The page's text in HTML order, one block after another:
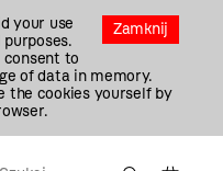
Zamknij
your use
to
of data in memory.
the cookies yourself by